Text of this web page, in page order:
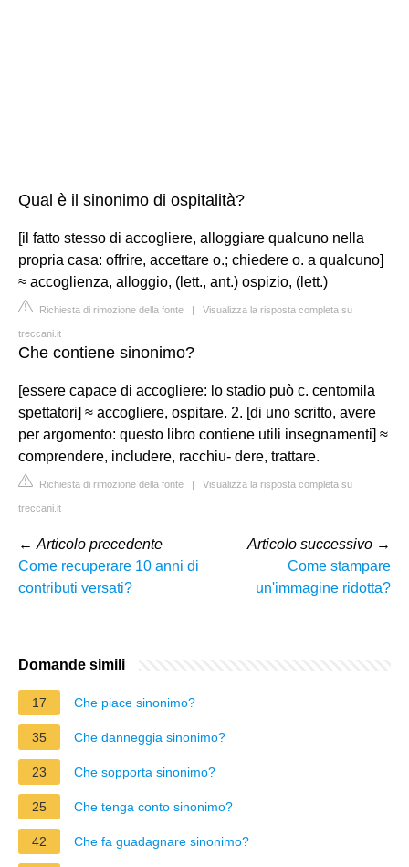
Qual è il sinonimo di ospitalità?
[il fatto stesso di accogliere, alloggiare qualcuno nella
propria casa: offrire, accettare o.; chiedere o. a qualcuno]
≈ accoglienza, alloggio, (lett., ant.) ospizio, (lett.)
Richiesta di rimozione della fonte | Visualizza la risposta completa su
treccani.it
Che contiene sinonimo?
[essere capace di accogliere: lo stadio può c. centomila
spettatori] ≈ accogliere, ospitare. 2. [di uno scritto, avere
per argomento: questo libro contiene utili insegnamenti] ≈
comprendere, includere, racchiu- dere, trattare.
Richiesta di rimozione della fonte | Visualizza la risposta completa su
treccani.it
← Articolo precedente
Come recuperare 10 anni di
contributi versati?
Articolo successivo →
Come stampare
un'immagine ridotta?
Domande simili
17 Che piace sinonimo?
35 Che danneggia sinonimo?
23 Che sopporta sinonimo?
25 Che tenga conto sinonimo?
42 Che fa guadagnare sinonimo?